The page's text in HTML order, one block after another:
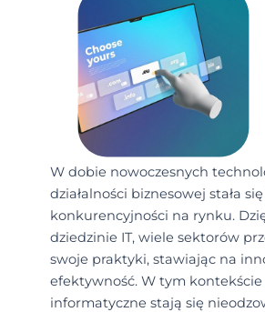
W dobie nowoczesnych
działalności biznesowej stała
konkurencyjności na rynku.
dziedzinie IT, wiele sektorów
swoje praktyki, stawiając na
efektywność. W tym kontekście
informatyczne stają się